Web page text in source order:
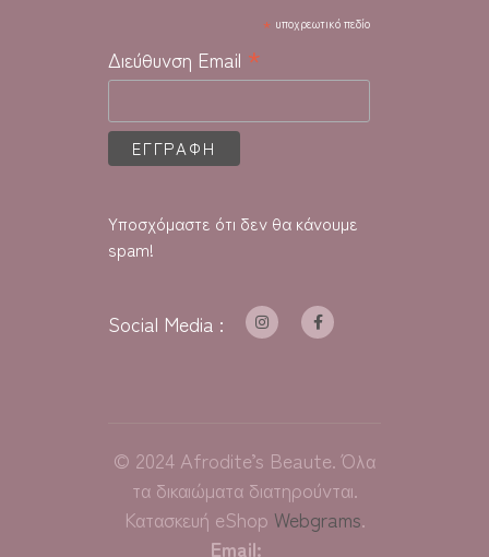
* υποχρεωτικό πεδίο
Διεύθυνση Email *
Υποσχόμαστε ότι δεν θα κάνουμε
spam!
Social Media :
© 2024 Afrodite’s Beaute. Όλα
τα δικαιώματα διατηρούνται.
Κατασκευή eShop Webgrams.
Email: